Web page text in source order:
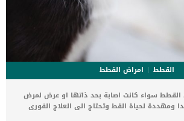
القطط
امراض القطط
القطط سواء كانت اصابة بحد ذاتها او عرض لمرض
ومهددة لحياة القط وتحتاج الى العلاج الفورى